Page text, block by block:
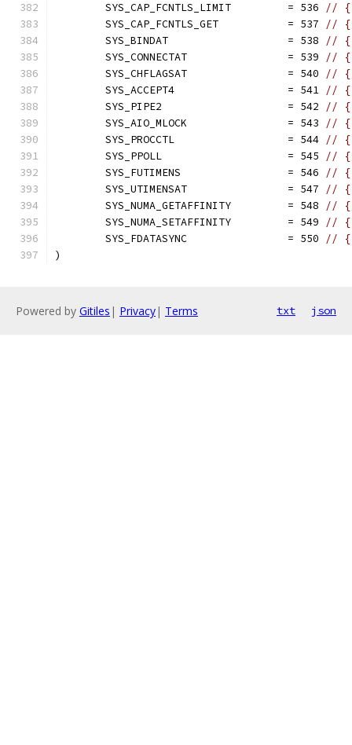
	SYS_CAP_FCNTLS_LIMIT         = 536
// {
	SYS_CAP_FCNTLS_GET           = 537
// {
	SYS_BINDAT                   = 538
// {
	SYS_CONNECTAT                = 539
// {
	SYS_CHFLAGSAT                = 540
// {
	SYS_ACCEPT4                  = 541
// {
	SYS_PIPE2                    = 542
// {
	SYS_AIO_MLOCK                = 543
// {
	SYS_PROCCTL                  = 544
// {
	SYS_PPOLL                    = 545
// {
	SYS_FUTIMENS                 = 546
// {
	SYS_UTIMENSAT                = 547
// {
	SYS_NUMA_GETAFFINITY         = 548
// {
	SYS_NUMA_SETAFFINITY         = 549
// {
	SYS_FDATASYNC                = 550
// {
)
Powered by Gitiles | Privacy| Terms txt json